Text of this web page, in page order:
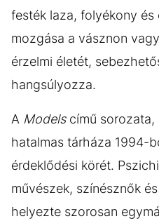
festék laza, folyékony és
mozgása a vásznon
érzelmi életét,
hangsúlyozza.
A Modelscímű sorozata,
hatalmas tárháza 1994-
érdeklődési körét.
művészek, színésznők
helyezte szorosan